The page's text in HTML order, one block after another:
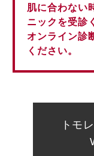
肌に合わない
ニックを受診
オンライン診
ください。
トモ